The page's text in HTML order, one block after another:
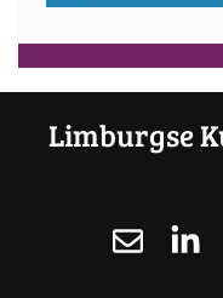
Limburgse